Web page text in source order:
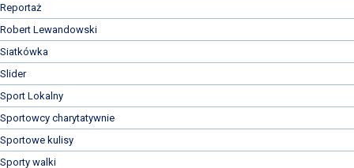
Reportaż
Robert Lewandowski
Siatkówka
Slider
Sport Lokalny
Sportowcy charytatywnie
Sportowe kulisy
Sporty walki